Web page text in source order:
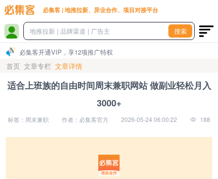
必集客 | 地推拉新、异业合作、项目对接平台
搜索
必集客开通VIP，享12项推广特权
首页 文章专栏 文章详情
适合上班族的自由时间周末兼职网站 做副业轻松月入
3000+
标签：周末兼职 作者：必集客官方 2026-05-24 06:00:22 188